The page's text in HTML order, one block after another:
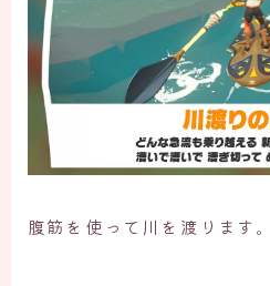
腹筋を使って川を渡ります。